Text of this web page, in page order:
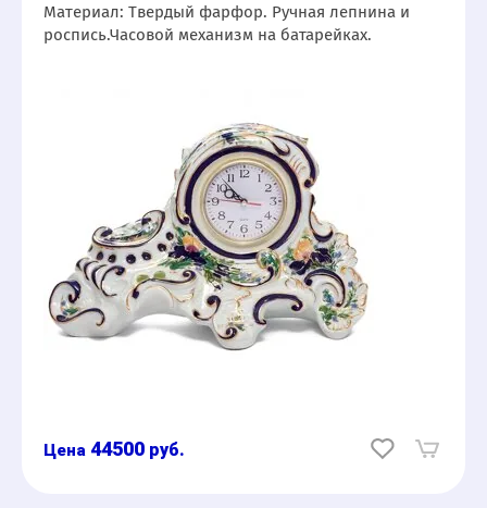
Материал: Твердый фарфор. Ручная лепнина и
роспись.Часовой механизм на батарейках.
44500 руб.